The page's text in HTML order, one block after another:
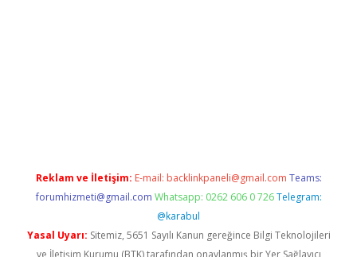
Reklam ve İletişim: E-mail: backlinkpaneli@gmail.com Teams:
forumhizmeti@gmail.com Whatsapp: 0262 606 0 726 Telegram:
@karabul
Yasal Uyarı: Sitemiz, 5651 Sayılı Kanun gereğince Bilgi Teknolojileri
ve İletişim Kurumu (BTK) tarafından onaylanmış bir Yer Sağlayıcı